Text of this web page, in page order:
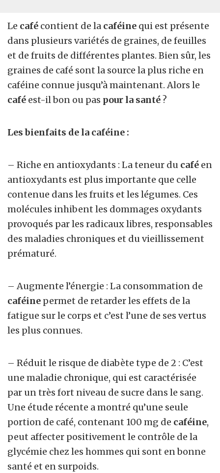
Le café contient de la caféine qui est présente
dans plusieurs variétés de graines, de feuilles
et de fruits de différentes plantes. Bien sûr, les
graines de café sont la source la plus riche en
caféine connue jusqu’à maintenant. Alors le
café est-il bon ou pas pour la santé ?
Les bienfaits de la caféine :
– Riche en antioxydants : La teneur du café en
antioxydants est plus importante que celle
contenue dans les fruits et les légumes. Ces
molécules inhibent les dommages oxydants
provoqués par les radicaux libres, responsables
des maladies chroniques et du vieillissement
prématuré.
– Augmente l’énergie : La consommation de
caféine permet de retarder les effets de la
fatigue sur le corps et c’est l’une de ses vertus
les plus connues.
– Réduit le risque de diabète type de 2 : C’est
une maladie chronique, qui est caractérisée
par un très fort niveau de sucre dans le sang.
Une étude récente a montré qu’une seule
portion de café, contenant 100 mg de caféine,
peut affecter positivement le contrôle de la
glycémie chez les hommes qui sont en bonne
santé et en surpoids.